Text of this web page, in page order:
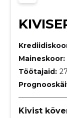
Maineskoor:
Töötajaid: 27
Kivist